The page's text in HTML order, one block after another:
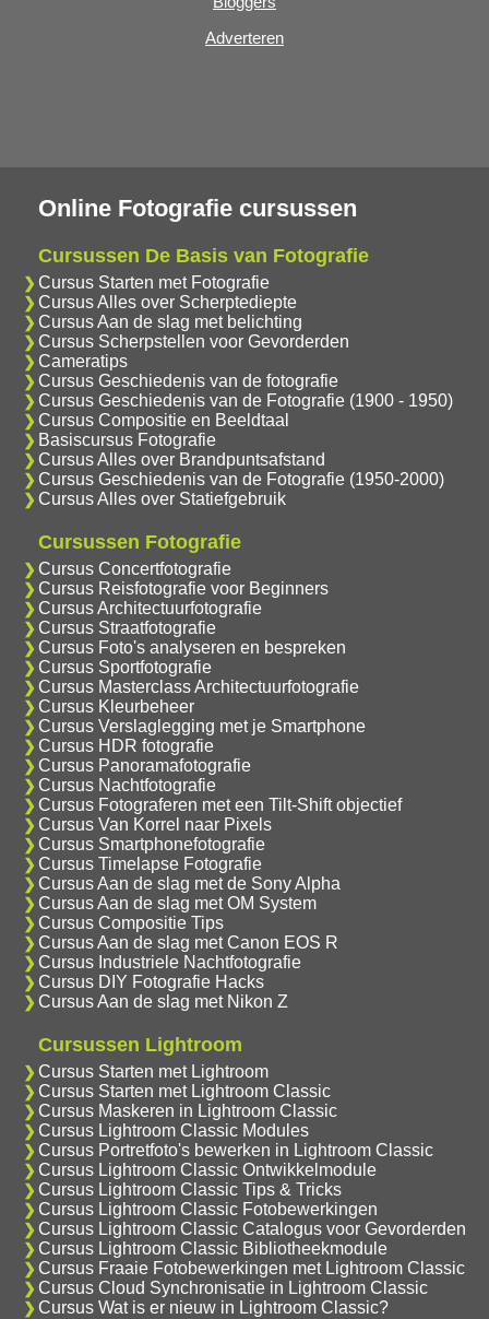
Adverteren
Online Fotografie cursussen
Cursussen De Basis van Fotografie
Cursus Starten met Fotografie
Cursus Alles over Scherptediepte
Cursus Aan de slag met belichting
Cursus Scherpstellen voor Gevorderden
Cameratips
Cursus Geschiedenis van de fotografie
Cursus Geschiedenis van de Fotografie (1900 - 1950)
Cursus Compositie en Beeldtaal
Basiscursus Fotografie
Cursus Alles over Brandpuntsafstand
Cursus Geschiedenis van de Fotografie (1950-2000)
Cursus Alles over Statiefgebruik
Cursussen Fotografie
Cursus Concertfotografie
Cursus Reisfotografie voor Beginners
Cursus Architectuurfotografie
Cursus Straatfotografie
Cursus Foto's analyseren en bespreken
Cursus Sportfotografie
Cursus Masterclass Architectuurfotografie
Cursus Kleurbeheer
Cursus Verslaglegging met je Smartphone
Cursus HDR fotografie
Cursus Panoramafotografie
Cursus Nachtfotografie
Cursus Fotograferen met een Tilt-Shift objectief
Cursus Van Korrel naar Pixels
Cursus Smartphonefotografie
Cursus Timelapse Fotografie
Cursus Aan de slag met de Sony Alpha
Cursus Aan de slag met OM System
Cursus Compositie Tips
Cursus Aan de slag met Canon EOS R
Cursus Industriele Nachtfotografie
Cursus DIY Fotografie Hacks
Cursus Aan de slag met Nikon Z
Cursussen Lightroom
Cursus Starten met Lightroom
Cursus Starten met Lightroom Classic
Cursus Maskeren in Lightroom Classic
Cursus Lightroom Classic Modules
Cursus Portretfoto's bewerken in Lightroom Classic
Cursus Lightroom Classic Ontwikkelmodule
Cursus Lightroom Classic Tips & Tricks
Cursus Lightroom Classic Fotobewerkingen
Cursus Lightroom Classic Catalogus voor Gevorderden
Cursus Lightroom Classic Bibliotheekmodule
Cursus Fraaie Fotobewerkingen met Lightroom Classic
Cursus Cloud Synchronisatie in Lightroom Classic
Cursus Wat is er nieuw in Lightroom Classic?